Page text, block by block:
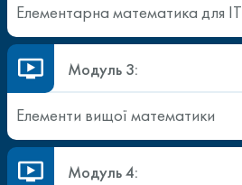
Елементарна математика для ІТ
Модуль 3:
Елементи вищої математики
Модуль 4: